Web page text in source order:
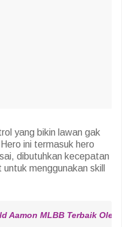
yang bikin lawan gak
ini termasuk hero
dibutuhkan kecepatan
menggunakan skill
Aamon MLBB Terbaik Oleh